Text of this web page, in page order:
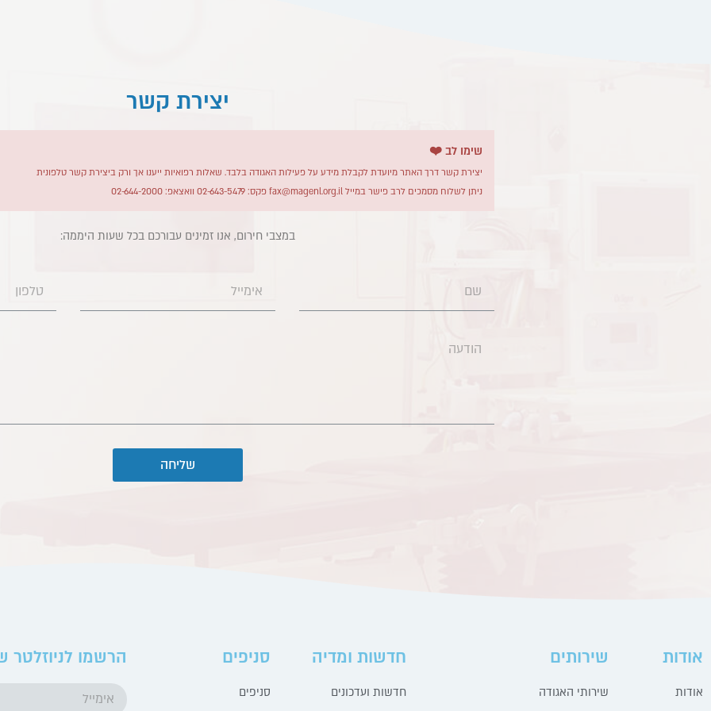
יצירת קשר
שימו לב ❤️
יצירת קשר דרך האתר מיועדת לקבלת מידע על פעילות האגודה בלבד. שאלות רפואיות ייענו אך ורק ביצירת קשר טלפונית
ניתן לשלוח מסמכים לרב פישר במייל fax@magenl.org.il פקס: 02-643-5479 וואצאפ: 02-644-2000
במצבי חירום, אנו זמינים עבורכם בכל שעות היממה:​
שליחה
אודות
אודות
שירותים
שירותי האגודה
חדשות ומדיה
חדשות ועדכונים
סניפים
סניפים
הרשמו לניוזלטר